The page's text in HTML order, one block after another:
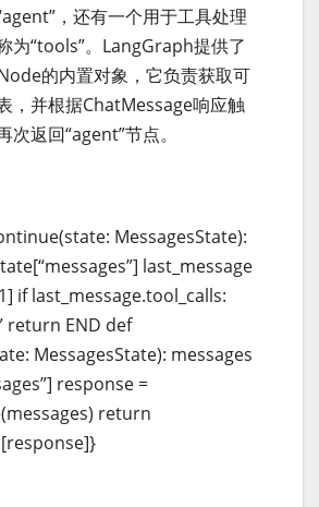
，还有一个用于工具处理
为“tools”。LangGraph提供了
的内置对象，它负责获取可
，并根据ChatMessage响应触
次返回“agent”节点。
MessagesState):
last_message
if last_message.tool_calls:
return END def
MessagesState): messages
response =
return
[response]}